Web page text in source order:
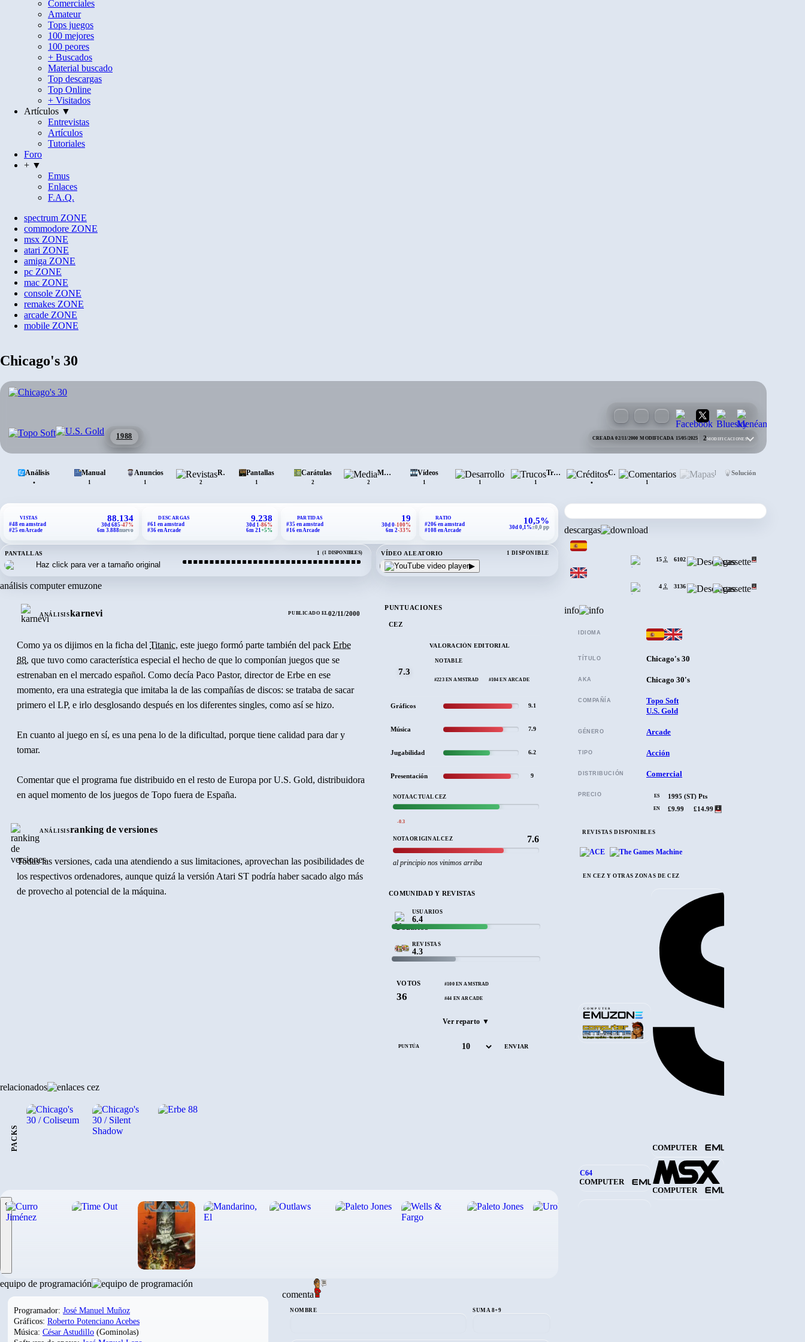
Comerciales
Amateur
Tops juegos
100 mejores
100 peores
+ Buscados
Material buscado
Top descargas
Top Online
+ Visitados
Artículos ▼
Entrevistas
Artículos
Tutoriales
Foro
+ ▼
Emus
Enlaces
F.A.Q.
spectrum ZONE
commodore ZONE
msx ZONE
atari ZONE
amiga ZONE
pc ZONE
mac ZONE
console ZONE
remakes ZONE
arcade ZONE
mobile ZONE
Chicago's 30
1988 CREADA 02/11/2000·MODIFICADA 15/05/2025 2MODIFICACIONES
Análisis
•
Manual
1
Anuncios
1
Revistas
2
Pantallas
1
Carátulas
2
Media
2
Vídeos
1
Desarrollo
1
Trucos
1
Créditos
•
Comentarios
1
Mapas Solución
descargas
15 6102
4 3136
info
IDIOMA
TÍTULO Chicago's 30
AKA Chicago 30's
COMPAÑÍA
Topo Soft
U.S. Gold
GÉNERO Arcade
TIPO Acción
DISTRIBUCIÓN Comercial
PRECIO ES 1995 (ST) Pts
EN £9.99 £14.99
REVISTAS DISPONIBLES
EN CEZ Y OTRAS ZONAS DE CEZ
COMPUTER
COMPUTER
C64
COMPUTER
COMPUTER
VISTAS
#48 en amstrad
#25 en Arcade
88.134
30d 685-47%
6m 3.888nuevo
DESCARGAS
#61 en amstrad
#36 en Arcade
9.238
30d 1 -86%
6m 21 +5%
PARTIDAS
#35 en amstrad
#16 en Arcade
19
30d 0-100%
6m 2-33%
RATIO
#206 en amstrad
#108 en Arcade
10,5%
30d 0,1%±0,0 pp
PANTALLAS 1 (1 DISPONIBLES) VÍDEO ALEATORIO 1 DISPONIBLE
▶
análisis computer emuzone
ANÁLISISkarnevi PUBLICADO EL02/11/2000
Como ya os dijimos en la ficha del Titanic, este juego formó parte también del pack Erbe
88, que tuvo como característica especial el hecho de que lo componían juegos que se
estrenaban en el mercado español. Como decía Paco Pastor, director de Erbe en ese
momento, era una estrategia que imitaba la de las compañías de discos: se trataba de sacar
primero el LP, e irlo desglosando después en los diferentes singles, como así se hizo.
En cuanto al juego en sí, es una pena lo de la dificultad, porque tiene calidad para dar y
tomar.
Comentar que el programa fue distribuido en el resto de Europa por U.S. Gold, distribuidora
en aquel momento de los juegos de Topo fuera de España.
ANÁLISISranking de versiones
Todas las versiones, cada una atendiendo a sus limitaciones, aprovechan las posibilidades de
los respectivos ordenadores, aunque quizá la versión Atari ST podría haber sacado algo más
de provecho al potencial de la máquina.
PUNTUACIONES
CEZ
7.3
VALORACIÓN EDITORIAL
NOTABLE
#223 EN AMSTRAD #104 EN ARCADE
Gráficos 9.1
Música 7.9
Jugabilidad 6.2
Presentación 9
NOTA ACTUAL CEZ
-0.3
NOTA ORIGINAL CEZ 7.6
al principio nos vinimos arriba
COMUNIDAD Y REVISTAS
USUARIOS
6.4
REVISTAS
4.3
VOTOS
36
#100 EN AMSTRAD
#44 EN ARCADE
Ver reparto ▼
PUNTÚA
relacionados
PACKS
‹
equipo de programación
Programador: José Manuel Muñoz
Gráficos: Roberto Potenciano Acebes
Música: César Astudillo (Gominolas)
comenta
NOMBRE SUMA 8+9